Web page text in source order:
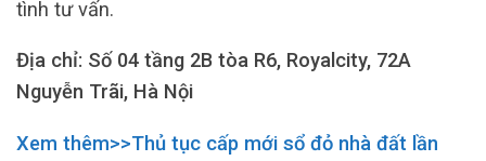
tình tư vấn.
Địa chỉ: Số 04 tầng 2B tòa R6, Royalcity, 72A
Nguyễn Trãi, Hà Nội
Xem thêm>>Thủ tục cấp mới sổ đỏ nhà đất lần